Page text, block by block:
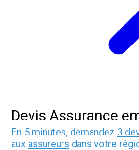
Devis Assurance
En 5 minutes, demandez 3
aux assureurs dans votre